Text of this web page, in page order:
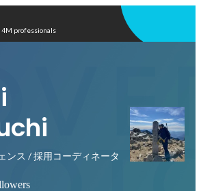
professionals
ンス / 採用コーディネータ